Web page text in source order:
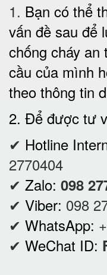
1. Bạn có thể
vấn đề sau để
chống cháy an
cầu của mình
theo thông tin
2. Để được tư
✔ Hotline
2770404
✔ Zalo: 098
✔ Viber: 098
✔ WhatsApp:
✔ WeChat ID: